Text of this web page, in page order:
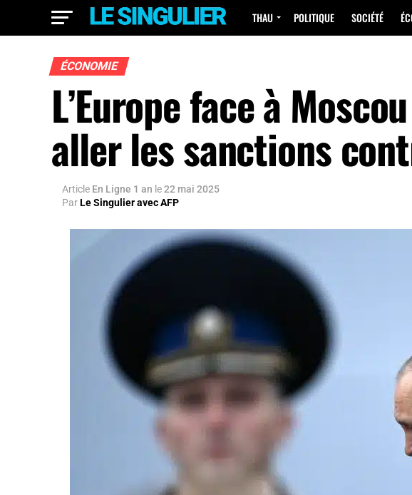
THAU POLITIQUE SOCIÉTÉ
ÉCONOMIE
L’Europe face à
aller les sanctions
Article En Ligne 1 an le22 mai 2025
ParLe Singulier avec AFP